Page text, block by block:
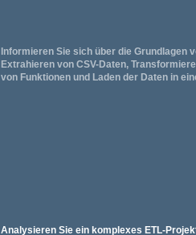
Informieren Sie sich über die Grundlagen
Extrahieren von CSV-Daten,
von Funktionen und Laden der Daten in
Analysieren Sie ein komplexes ETL-